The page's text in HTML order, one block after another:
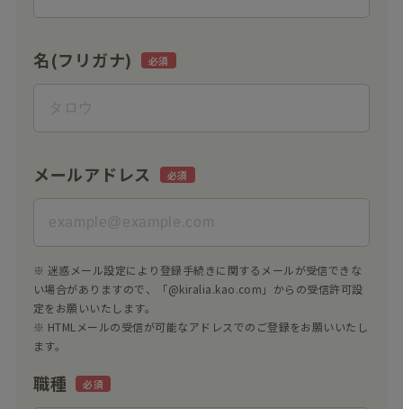
名(フリガナ)
メールアドレス
※ 迷惑メール設定により登録手続きに関するメールが受信できな
い場合がありますので、「@kiralia.kao.com」からの受信許可設
定をお願いいたします。
※ HTMLメールの受信が可能なアドレスでのご登録をお願いいたし
ます。
職種